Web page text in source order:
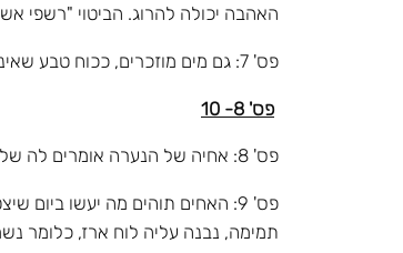
האהבה יכולה להרוג. הביטוי "רשפי
פס' 7: גם מים מוזכרים, ככוח טבע שאינו יכול לאהבה. לבסוף נאמר כי אדם לא יכול לקנות בכסף אהבה, ואם יעשה כן, יבוזו לו.
פס' 8- 10
פס' 8: אחיה של הנערה אומרים לה שלא הגיעה עדיין לבגרות מינית. הם מוכיחים זאת ע"י שדיה שלא התפתחו.
תמימה, נבנה עליה לוח ארז, כלומר